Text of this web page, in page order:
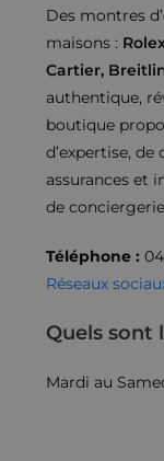
Des montres
maisons :
Cartier,
authentique,
boutique
d’expertise,
assurances et
de
Téléphone :
Réseaux
Quels sont
Mardi au